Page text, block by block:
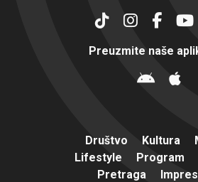
Preuzmite naše
Društvo Kultura
Lifestyle
Program
Pretraga